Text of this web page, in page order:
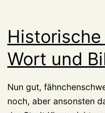
Wort und
Nun gut,
noch, aber ansonsten